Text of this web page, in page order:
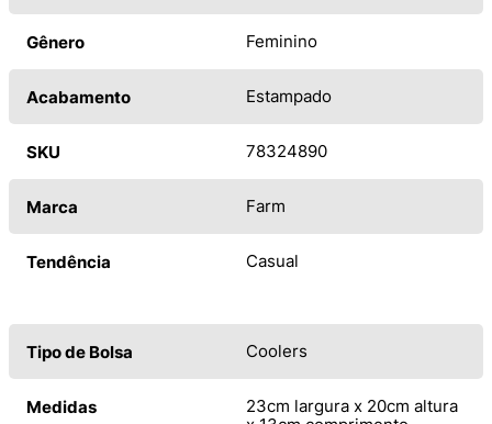
Gênero Feminino
Acabamento Estampado
SKU 78324890
Marca Farm
Tendência Casual
Tipo de Bolsa Coolers
Medidas
23cm largura x 20cm altura